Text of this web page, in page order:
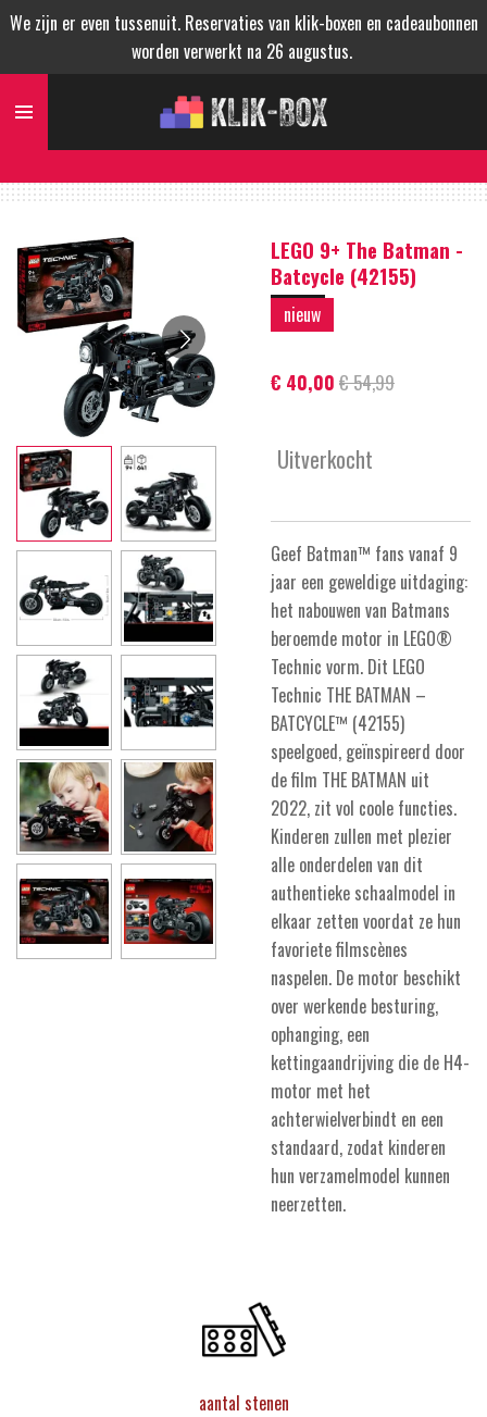
Ga
naar
de
We zijn er even tussenuit. Reservaties van klik-boxen en cadeaubonnen
worden verwerkt na 26 augustus.
LEGO 9+ The Batman -
Batcycle (42155)
nieuw
€ 40,00 € 54,99
Uitverkocht
Geef Batman™ fans vanaf 9
jaar een geweldige uitdaging:
het nabouwen van Batmans
beroemde motor in LEGO®
Technic vorm. Dit LEGO
Technic THE BATMAN –
BATCYCLE™ (42155)
speelgoed, geïnspireerd door
de film THE BATMAN uit
2022, zit vol coole functies.
Kinderen zullen met plezier
alle onderdelen van dit
authentieke schaalmodel in
elkaar zetten voordat ze hun
favoriete filmscènes
naspelen. De motor beschikt
over werkende besturing,
ophanging, een
kettingaandrijving die de H4-
motor met het
achterwielverbindt en een
standaard, zodat kinderen
hun verzamelmodel kunnen
neerzetten.
aantal stenen